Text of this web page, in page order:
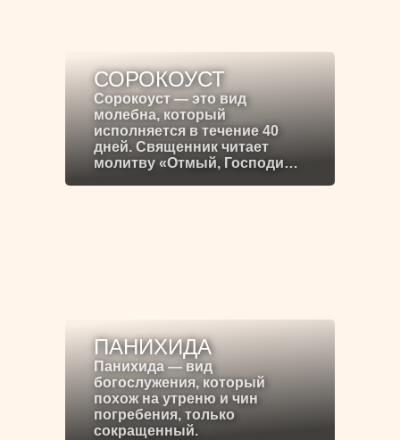
СОРОКОУСТ
Сорокоуст — это вид
молебна, который
исполняется в течение 40
дней. Священник читает
молитву «Отмый, Господи…
ПАНИХИДА
Панихида — вид
богослужения, который
похож на утреню и чин
погребения, только
сокращенный.